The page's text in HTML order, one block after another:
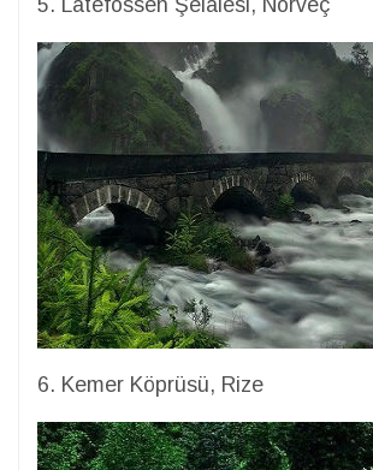
6. Kemer Köprüsü, Rize